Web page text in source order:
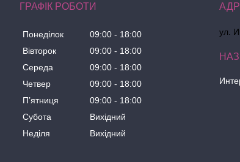
ГРАФІК РОБОТИ
Понеділок 09:00
18:00
Вівторок
09:00
18:00
Середа
09:00
18:00
Четвер
09:00
18:00
Пʼятниця
09:00
18:00
Субота
Вихідний
Неділя
Вихідний
ул.